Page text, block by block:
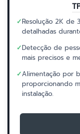
✓Resolução 2K de
detalhadas
✓Detecção de
mais precisos e
✓Alimentação por
proporcionando
instalação.